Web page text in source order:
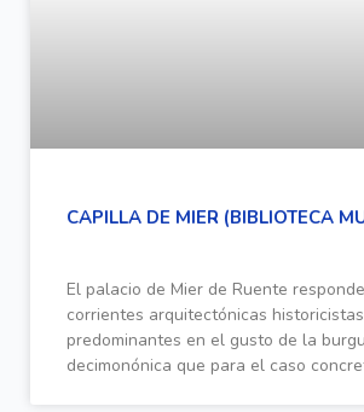
CAPILLA DE MIER (BIBLIOTECA
El palacio de Mier de Ruente
corrientes arquitectónicas
predominantes en el gusto de la
decimonónica que para el caso